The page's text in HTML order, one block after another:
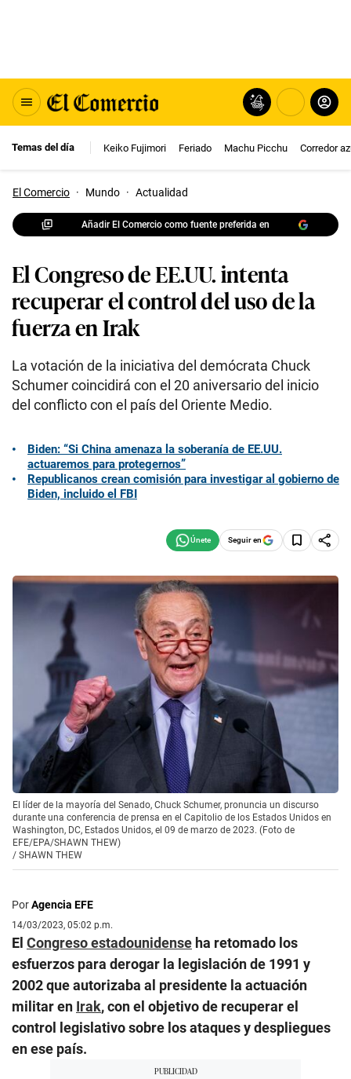
Temas del día Keiko Fujimori Feriado Machu Picchu Corredor
El Comercio · Mundo · Actualidad
Añadir El Comercio como fuente preferida en
El Congreso de EE.UU. intenta
recuperar el control del uso de la
fuerza en Irak
La votación de la iniciativa del demócrata Chuck
Schumer coincidirá con el 20 aniversario del inicio
del conflicto con el país del Oriente Medio.
Biden: “Si China amenaza la soberanía de EE.UU.
actuaremos para protegernos”
Republicanos crean comisión para investigar al gobierno de
Biden, incluido el FBI
Seguir en
El líder de la mayoría del Senado, Chuck Schumer, pronuncia un discurso
durante una conferencia de prensa en el Capitolio de los Estados Unidos en
Washington, DC, Estados Unidos, el 09 de marzo de 2023. (Foto de
EFE/EPA/SHAWN THEW)
/ SHAWN THEW
PorAgencia EFE
14/03/2023, 05:02 p.m.
El Congreso estadounidense ha retomado los
esfuerzos para derogar la legislación de 1991 y
2002 que autorizaba al presidente la actuación
militar en Irak, con el objetivo de recuperar el
control legislativo sobre los ataques y despliegues
en ese país.